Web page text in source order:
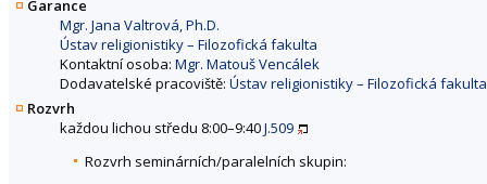
Garance
Mgr. Jana Valtrová, Ph.D.
Ústav religionistiky – Filozofická fakulta
Kontaktní osoba: Mgr. Matouš Vencálek
Dodavatelské pracoviště: Ústav religionistiky – Filozofická fakulta
Rozvrh
každou lichou středu 8:00–9:40J.509
Rozvrh seminárních/paralelních skupin: